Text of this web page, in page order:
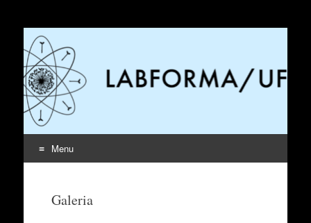
LabForma
Laboratório de formação docente e reconhecimento das
infâncias
Menu
Galeria